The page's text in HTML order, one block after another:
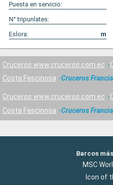
Puesta en servicio:
N° tripunlates:
Eslora:
m
Cruceros www.cruceros.com.ec
Costa Fascinosa
Cruceros Francia
Cruceros www.cruceros.com.ec
Costa Fascinosa
Cruceros Francia
Barcos
MSC
Icon of